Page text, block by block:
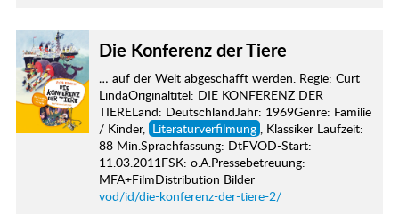
Die Konferenz der Tiere
… auf der Welt abgeschafft werden. Regie: Curt
LindaOriginaltitel: DIE KONFERENZ DER
TIERELand: DeutschlandJahr: 1969Genre: Familie
/ Kinder, Literaturverfilmung , Klassiker Laufzeit:
88 Min.Sprachfassung: DtFVOD-Start:
11.03.2011FSK: o.A.Pressebetreuung:
MFA+FilmDistribution Bilder
vod/id/die-konferenz-der-tiere-2/